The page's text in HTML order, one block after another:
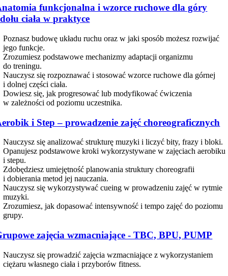
funkcjonalna i wzorce ruchowe dla góry
ciała w praktyce
Poznasz budowę układu ruchu oraz w jaki sposób możesz rozwijać
jego funkcje.
Zrozumiesz podstawowe mechanizmy adaptacji organizmu
do treningu.
Nauczysz się rozpoznawać i stosować wzorce ruchowe dla górnej
i dolnej części ciała.
Dowiesz się, jak progresować lub modyfikować ćwiczenia
w zależności od poziomu uczestnika.
i Step – prowadzenie zajęć choreograficznych
Nauczysz się analizować strukturę muzyki i liczyć bity, frazy i bloki.
Opanujesz podstawowe kroki wykorzystywane w zajęciach aerobiku
i stepu.
Zdobędziesz umiejętność planowania struktury choreografii
i dobierania metod jej nauczania.
Nauczysz się wykorzystywać cueing w prowadzeniu zajęć w rytmie
muzyki.
Zrozumiesz, jak dopasować intensywność i tempo zajęć do poziomu
grupy.
zajęcia wzmacniające - TBC, BPU, PUMP
Nauczysz się prowadzić zajęcia wzmacniające z wykorzystaniem
ciężaru własnego ciała i przyborów fitness.